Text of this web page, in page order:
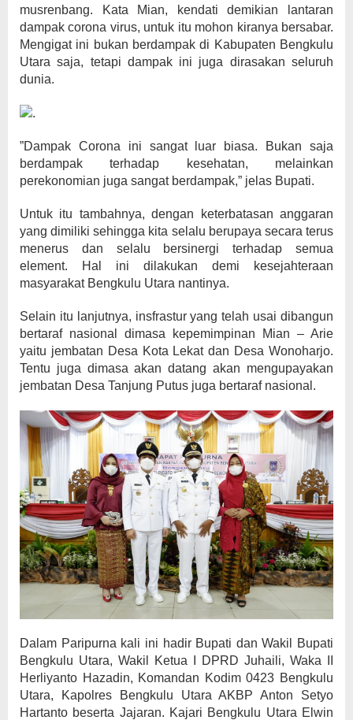
musrenbang. Kata Mian, kendati demikian lantaran
dampak corona virus, untuk itu mohon kiranya bersabar.
Mengigat ini bukan berdampak di Kabupaten Bengkulu
Utara saja, tetapi dampak ini juga dirasakan seluruh
dunia.
”Dampak Corona ini sangat luar biasa. Bukan saja
berdampak terhadap kesehatan, melainkan
perekonomian juga sangat berdampak,” jelas Bupati.
Untuk itu tambahnya, dengan keterbatasan anggaran
yang dimiliki sehingga kita selalu berupaya secara terus
menerus dan selalu bersinergi terhadap semua
element. Hal ini dilakukan demi kesejahteraan
masyarakat Bengkulu Utara nantinya.
Selain itu lanjutnya, insfrastur yang telah usai dibangun
bertaraf nasional dimasa kepemimpinan Mian – Arie
yaitu jembatan Desa Kota Lekat dan Desa Wonoharjo.
Tentu juga dimasa akan datang akan mengupayakan
jembatan Desa Tanjung Putus juga bertaraf nasional.
Dalam Paripurna kali ini hadir Bupati dan Wakil Bupati
Bengkulu Utara, Wakil Ketua I DPRD Juhaili, Waka II
Herliyanto Hazadin, Komandan Kodim 0423 Bengkulu
Utara, Kapolres Bengkulu Utara AKBP Anton Setyo
Hartanto beserta Jajaran. Kajari Bengkulu Utara Elwin